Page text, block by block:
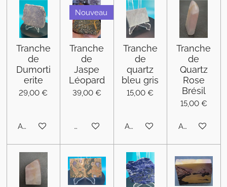
Tranche
de
Dumorti
erite
29,00 €
Ajouter au panier
Nouveau
Tranche
de
Jaspe
Léopard
39,00 €
M'avertir si disponible
Tranche
de
quartz
bleu gris
15,00 €
Ajouter au panier
Tranche
de
Quartz
Rose
Brésil
15,00 €
Ajouter au